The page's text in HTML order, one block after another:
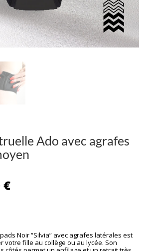
Ado avec agrafes
€Le
prix
Noir “Silvia” avec agrafes latérales est
votre fille au collège ou au lycée. Son